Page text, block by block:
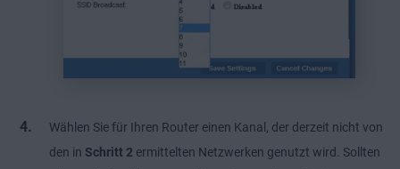
Wählen Sie für Ihren Router einen Kanal, der derzeit nicht von
den in Schritt 2 ermittelten Netzwerken genutzt wird. Sollten